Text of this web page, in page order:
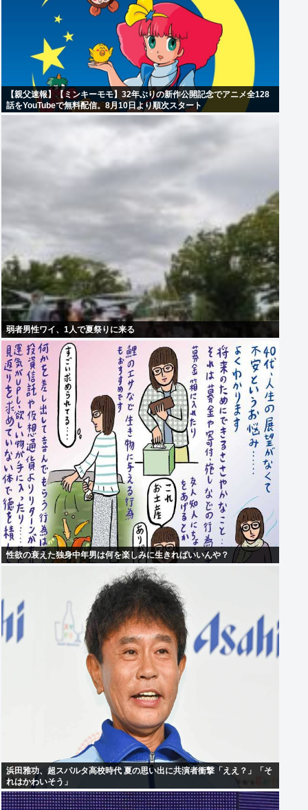
【親父速報】【ミンキーモモ】32年ぶりの新作公開記念でアニメ全128
話をYouTubeで無料配信。8月10日より順次スタート
弱者男性ワイ、1人で夏祭りに来る
性欲の衰えた独身中年男は何を楽しみに生きればいいんや？
浜田雅功、超スパルタ高校時代 夏の思い出に共演者衝撃「ええ？」「そ
れはかわいそう」